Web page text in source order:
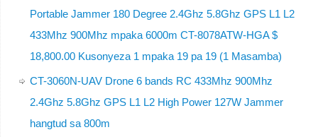
Portable Jammer 180 Degree 2.4Ghz 5.8Ghz GPS L1 L2
433Mhz 900Mhz mpaka 6000m CT-8078ATW-HGA $
18,800.00 Kusonyeza 1 mpaka 19 pa 19 (1 Masamba)
CT-3060N-UAV Drone 6 bands RC 433Mhz 900Mhz
2.4Ghz 5.8Ghz GPS L1 L2 High Power 127W Jammer
hangtud sa 800m